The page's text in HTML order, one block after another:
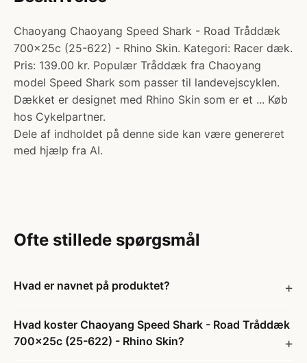
Chaoyang Chaoyang Speed Shark - Road Tråddæk
700x25c (25-622) - Rhino Skin. Kategori: Racer dæk.
Pris: 139.00 kr. Populær Tråddæk fra Chaoyang
model Speed Shark som passer til landevejscyklen.
Dækket er designet med Rhino Skin som er et ... Køb
hos Cykelpartner.
Dele af indholdet på denne side kan være genereret
med hjælp fra AI.
Ofte stillede spørgsmål
Hvad er navnet på produktet?
Hvad koster Chaoyang Speed Shark - Road Tråddæk
700x25c (25-622) - Rhino Skin?